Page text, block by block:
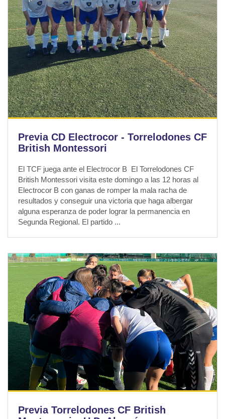
Previa CD Electrocor - Torrelodones CF
British Montessori
El TCF juega ante el Electrocor B El Torrelodones CF
British Montessori visita este domingo a las 12 horas al
Electrocor B con ganas de romper la mala racha de
resultados y conseguir una victoria que haga albergar
alguna esperanza de poder lograr la permanencia en
Segunda Regional. El partido ...
Previa Torrelodones CF British